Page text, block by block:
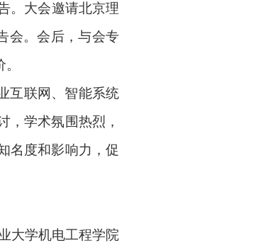
。大会邀请北京理
会。会后，与会专
互联网、智能系统
，学术氛围热烈，
名度和影响力，促
大学机电工程学院